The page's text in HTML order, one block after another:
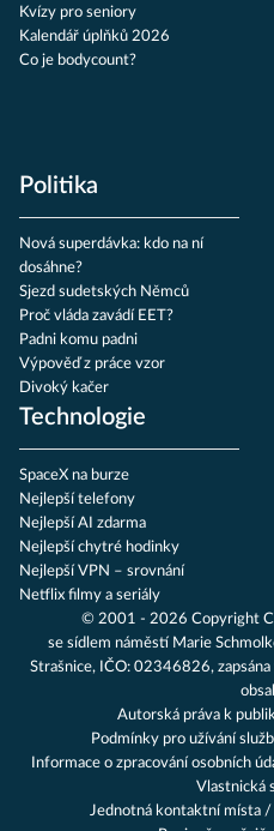
Kvízy pro seniory
Kalendář úplňků 2026
Co je bodycount?
Politika
Nová superdávka: kdo na ní
dosáhne?
Sjezd sudetských Němců
Proč vláda zavádí EET?
Padni komu padni
Výpověď z práce vzor
Divoký kačer
Technologie
SpaceX na burze
Nejlepší telefony
Nejlepší AI zdarma
Nejlepší chytré hodinky
Nejlepší VPN – srovnání
Netflix filmy a seriály
© 2001 - 2026 Copyright
se sídlem náměstí Marie
Strašnice, IČO: 02346826,
Autorská práva k
Podmínky pro užívání
Informace o zpracování osobních
Vlastnická
Jednotná kontaktní místa